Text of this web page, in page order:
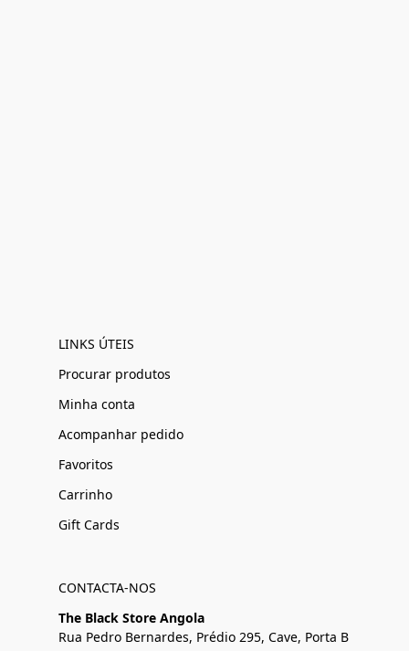
LINKS ÚTEIS
Procurar produtos
Minha conta
Acompanhar pedido
Favoritos
Carrinho
Gift Cards
CONTACTA-NOS
The Black Store Angola
Rua Pedro Bernardes, Prédio 295, Cave, Porta B